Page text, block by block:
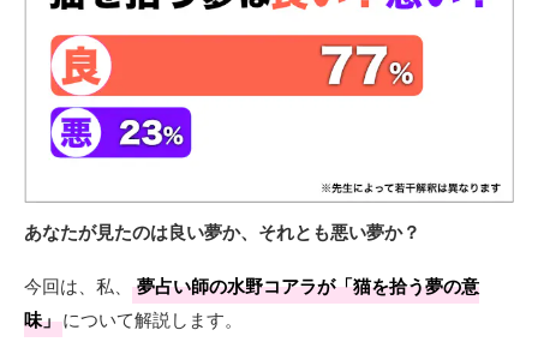
あなたが見たのは良い夢か、それとも悪い夢か？
今回は、私、
夢占い師の水野コアラが「猫を拾う夢の意
味」について解説します。